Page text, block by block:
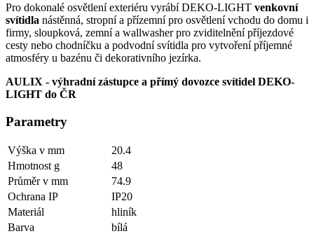
Pro dokonalé osvětlení exteriéru vyrábí DEKO-LIGHT venkovní
svítidla nástěnná, stropní a přízemní pro osvětlení vchodu do domu i
firmy, sloupková, zemní a wallwasher pro zviditelnění příjezdové
cesty nebo chodníčku a podvodní svítidla pro vytvoření příjemné
atmosféry u bazénu či dekorativního jezírka.
AULIX - výhradní zástupce a přímý dovozce svítidel DEKO-
LIGHT do ČR
Parametry
Výška v mm
20.4
Hmotnost g
48
Průměr v mm
74.9
Ochrana IP
IP20
Materiál
hliník
Barva
bílá